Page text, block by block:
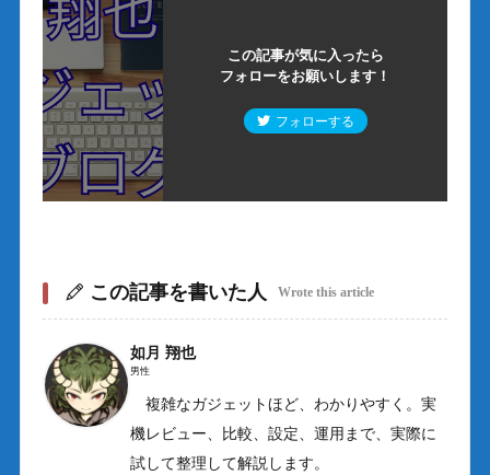
この記事が気に入ったら
フォローをお願いします！
フォローする
この記事を書いた人 Wrote this article
如月 翔也
男性
複雑なガジェットほど、わかりやすく。実
機レビュー、比較、設定、運用まで、実際に
試して整理して解説します。